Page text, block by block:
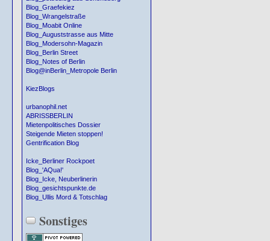
Blog_Graefekiez
Blog_Wrangelstraße
Blog_Moabit Online
Blog_Auguststrasse aus Mitte
Blog_Modersohn-Magazin
Blog_Berlin Street
Blog_Notes of Berlin
Blog@inBerlin_Metropole Berlin
KiezBlogs
urbanophil.net
ABRISSBERLIN
Mietenpolitisches Dossier
Steigende Mieten stoppen!
Gentrification Blog
Icke_Berliner Rockpoet
Blog_'AQua!'
Blog_Icke, Neuberlinerin
Blog_gesichtspunkte.de
Blog_Ullis Mord & Totschlag
Sonstiges